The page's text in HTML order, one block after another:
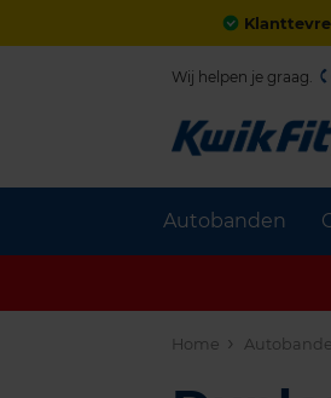
Autobanden
Wij helpen je graag.
Home